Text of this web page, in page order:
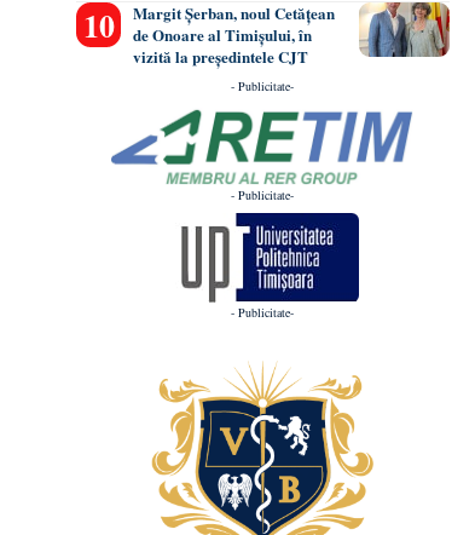
Margit Șerban, noul Cetățean
de Onoare al Timișului, în
vizită la președintele CJT
- Publicitate-
- Publicitate-
- Publicitate-